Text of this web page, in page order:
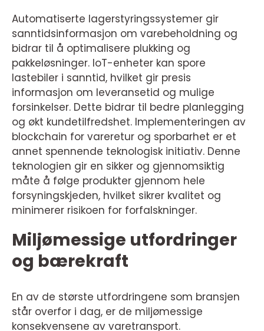
Automatiserte lagerstyringssystemer gir
sanntidsinformasjon om varebeholdning og
bidrar til å optimalisere plukking og
pakkeløsninger. IoT-enheter kan spore
lastebiler i sanntid, hvilket gir presis
informasjon om leveransetid og mulige
forsinkelser. Dette bidrar til bedre planlegging
og økt kundetilfredshet. Implementeringen av
blockchain for vareretur og sporbarhet er et
annet spennende teknologisk initiativ. Denne
teknologien gir en sikker og gjennomsiktig
måte å følge produkter gjennom hele
forsyningskjeden, hvilket sikrer kvalitet og
minimerer risikoen for forfalskninger.
Miljømessige utfordringer
og bærekraft
En av de største utfordringene som bransjen
står overfor i dag, er de miljømessige
konsekvensene av varetransport.